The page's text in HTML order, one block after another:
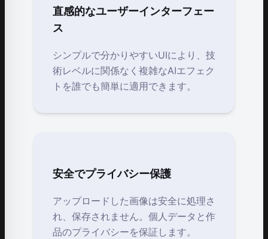
直感的なユーザーインターフェー
ス
シンプルで分かりやすいUIにより、技
術レベルに関係なく複雑なAIエフェク
トを誰でも簡単に適用できます。
安全でプライバシー保護
アップロードした画像は安全に処理さ
れ、保存されません。個人データと作
品のプライバシーを保証します。